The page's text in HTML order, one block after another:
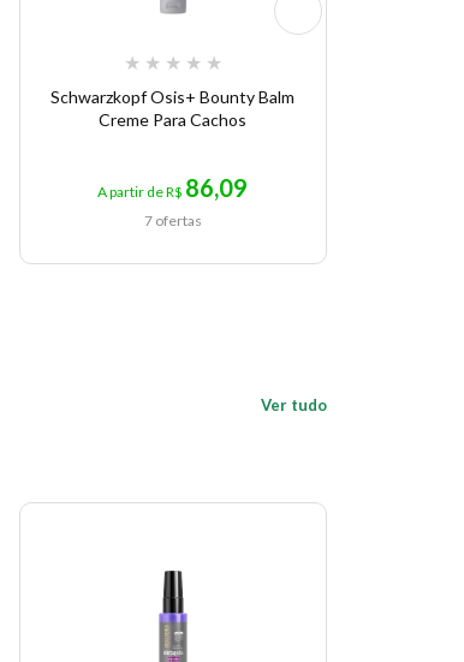
★ ★ ★ ★ ★
Schwarzkopf Osis+ Bounty Balm
Creme Para Cachos
A partir de R$ 86,09
7 ofertas
Ver tudo